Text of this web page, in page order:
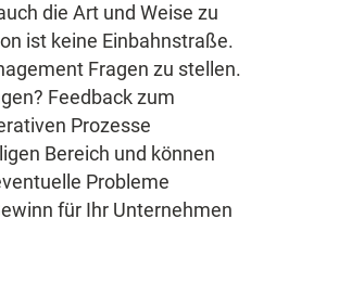
die Art und Weise zu
ist keine Einbahnstraße.
Fragen zu stellen.
Feedback zum
Prozesse
Bereich und können
Probleme
für Ihr Unternehmen